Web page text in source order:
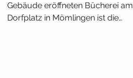
Gebäude eröffneten Bücherei am
Dorfplatz in Mömlingen ist die